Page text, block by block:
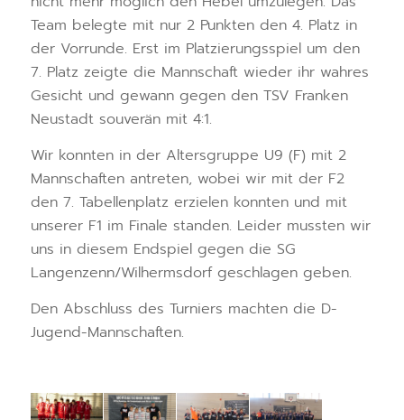
Team belegte mit nur 2 Punkten den 4. Platz in
der Vorrunde. Erst im Platzierungsspiel um den
7. Platz zeigte die Mannschaft wieder ihr wahres
Gesicht und gewann gegen den TSV Franken
Neustadt souverän mit 4:1.
Wir konnten in der Altersgruppe U9 (F) mit 2
Mannschaften antreten, wobei wir mit der F2
den 7. Tabellenplatz erzielen konnten und mit
unserer F1 im Finale standen. Leider mussten wir
uns in diesem Endspiel gegen die SG
Langenzenn/Wilhermsdorf geschlagen geben.
Den Abschluss des Turniers machten die D-
Jugend-Mannschaften.